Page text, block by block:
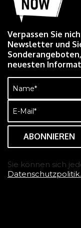
Verpassen Sie
Newsletter und
neuesten
Name
(erforderlich)
E-
Mail
(erforderlich)
Sie können sich
Datenschutzpolitik.